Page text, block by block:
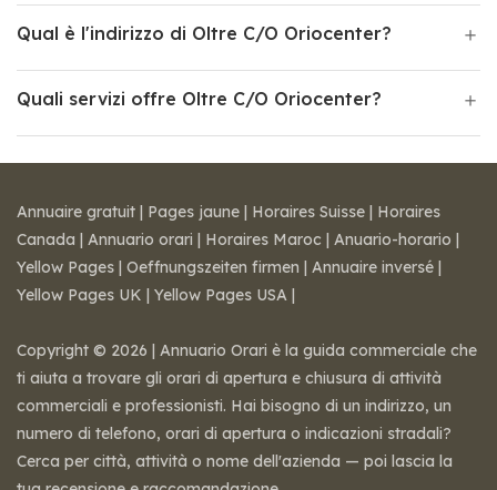
Qual è l'indirizzo di Oltre C/O Oriocenter?
Quali servizi offre Oltre C/O Oriocenter?
Annuaire gratuit | Pages jaune | Horaires Suisse | Horaires
Canada | Annuario orari | Horaires Maroc | Anuario-horario |
Yellow Pages | Oeffnungszeiten firmen | Annuaire inversé |
Yellow Pages UK | Yellow Pages USA |
Copyright © 2026 | Annuario Orari è la guida commerciale che
ti aiuta a trovare gli orari di apertura e chiusura di attività
commerciali e professionisti. Hai bisogno di un indirizzo, un
numero di telefono, orari di apertura o indicazioni stradali?
Cerca per città, attività o nome dell'azienda — poi lascia la